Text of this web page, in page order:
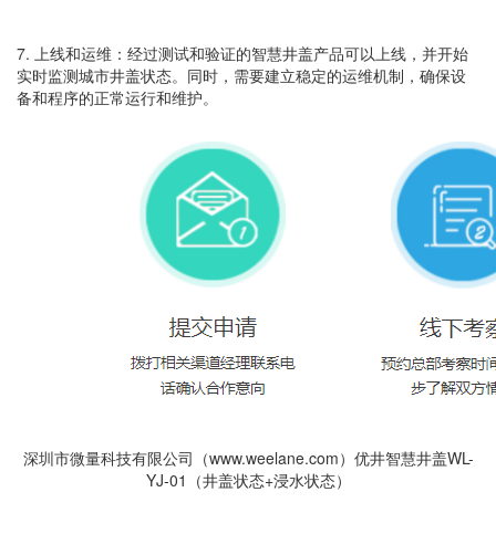
7. 上线和运维：经过测试和验证的智慧井盖产品可以上线，并开始
实时监测城市井盖状态。同时，需要建立稳定的运维机制，确保设
备和程序的正常运行和维护。
深圳市微量科技有限公司（www.weelane.com）优井智慧井盖WL-
YJ-01（井盖状态+浸水状态）